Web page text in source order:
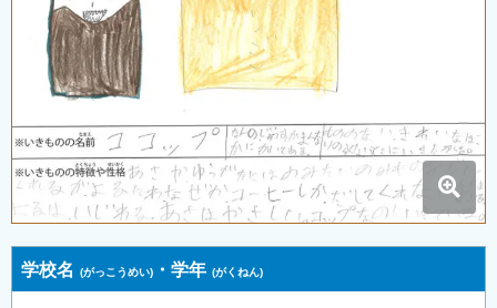
学校名 ・学年